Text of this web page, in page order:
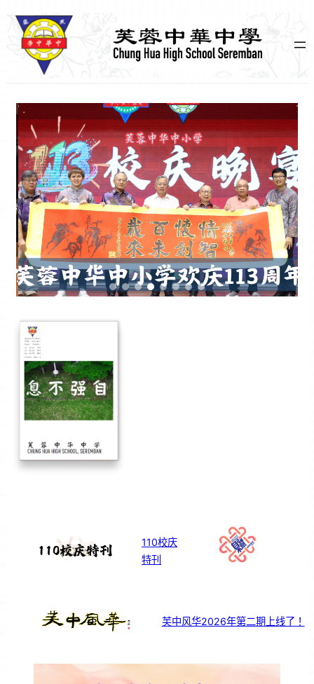
110校庆
特刊
芙中风华2026年第二期上线了！